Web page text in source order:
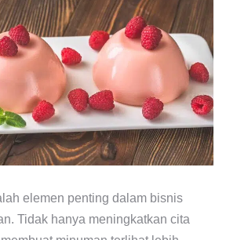
elemen penting dalam bisnis
Tidak hanya meningkatkan cita